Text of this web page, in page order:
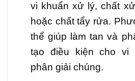
vi khuẩn xử lý, chất
hoặc chất tẩy rửa.
thể giúp làm tan và
tạo điều kiện cho vi
phân giải chúng.